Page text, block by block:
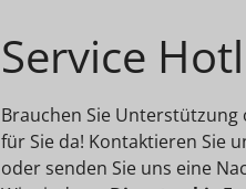
Service
Brauchen Sie Unterstützung
für Sie da! Kontaktieren Sie
oder senden Sie uns eine